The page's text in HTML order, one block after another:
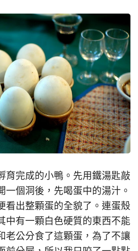
育完成的小鴨。先用鐵湯匙敲
一個洞後，先喝蛋中的湯汁。
看出整顆蛋的全貌了。連蛋殼
中有一顆白色硬質的東西不能
老公分食了這顆蛋，為了不讓